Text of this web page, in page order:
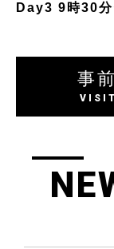
Day3 9時30
事